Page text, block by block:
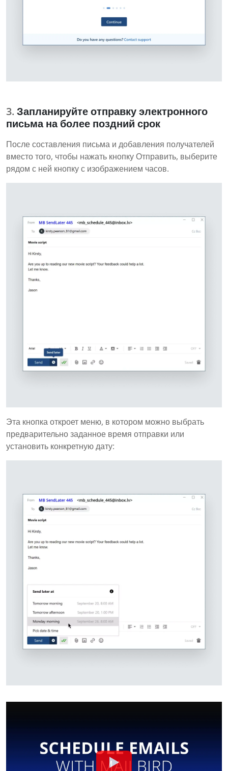
Запланируйте отправку электронного
письма на более поздний срок
После составления письма и добавления получателей
вместо того, чтобы нажать кнопку Отправить, выберите
рядом с ней кнопку с изображением часов.
Эта кнопка откроет меню, в котором можно выбрать
предварительно заданное время отправки или
установить конкретную дату: